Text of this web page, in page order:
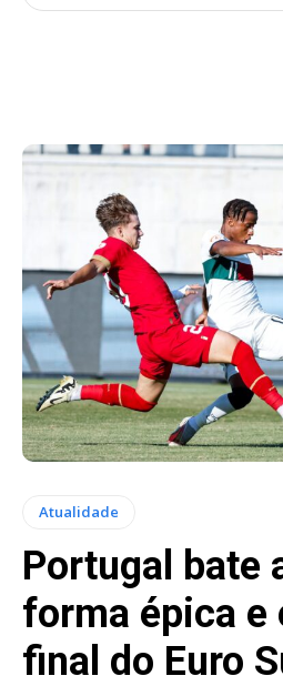
Atualidade
Portugal bate
forma épica e
final do Euro